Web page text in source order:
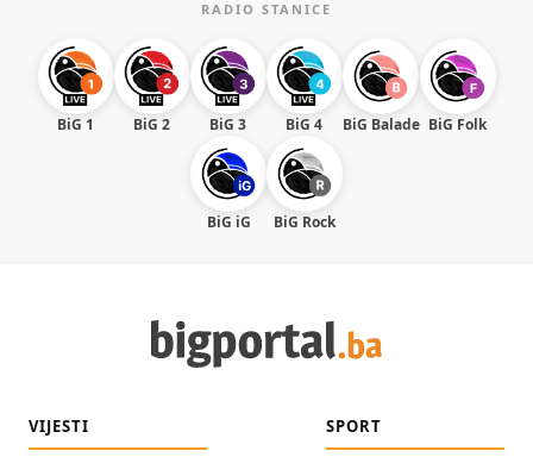
RADIO STANICE
BiG 1 BiG 2 BiG 3 BiG 4 BiG Balade BiG Folk
BiG iG BiG Rock
VIJESTI SPORT